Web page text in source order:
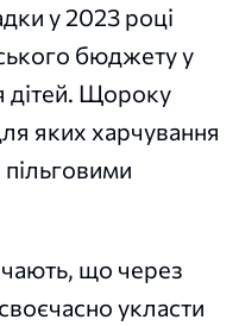
у 2023 році
бюджету у
дітей. Щороку
яких харчування
що через
укласти